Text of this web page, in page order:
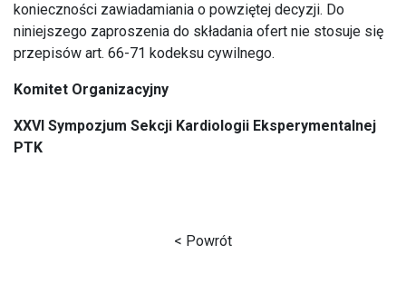
konieczności zawiadamiania o powziętej decyzji. Do
niniejszego zaproszenia do składania ofert nie stosuje się
przepisów art. 66-71 kodeksu cywilnego.
Komitet Organizacyjny
XXVI Sympozjum Sekcji Kardiologii Eksperymentalnej
PTK
< Powrót